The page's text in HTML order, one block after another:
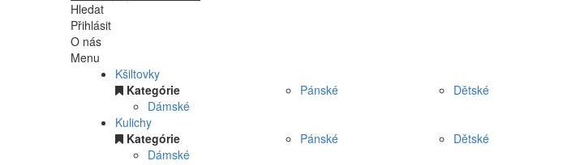
Hledat
Přihlásit
O nás
Menu
Kšiltovky
Kategórie
Dámské
Pánské
Dětské
Kulichy
Kategórie
Dámské
Pánské
Dětské